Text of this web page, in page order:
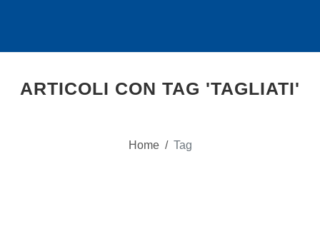
ARTICOLI CON TAG 'TAGLIATI'
Home / Tag